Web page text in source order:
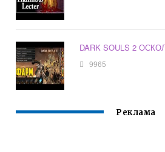
DARK SOULS 2
9965
Реклама